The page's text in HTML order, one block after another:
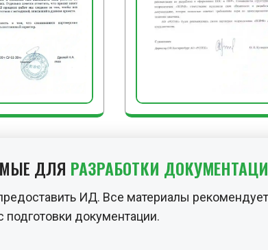
ДЛЯ РАЗРАБОТКИ
ИД. Все материалы
подготовки документации.